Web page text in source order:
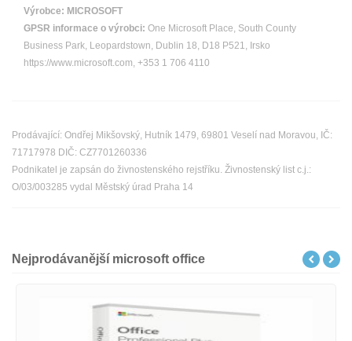
Výrobce: MICROSOFT
GPSR informace o výrobci: One Microsoft Place, South County
Business Park, Leopardstown, Dublin 18, D18 P521, Irsko
https://www.microsoft.com, +353 1 706 4110
Prodávající: Ondřej Mikšovský, Hutník 1479, 69801 Veselí nad Moravou, IČ:
71717978 DIČ: CZ7701260336
Podnikatel je zapsán do živnostenského rejstříku. Živnostenský list c.j.:
O/03/003285 vydal Městský úrad Praha 14
Nejprodávanější microsoft office